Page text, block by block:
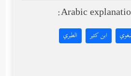
Arabic
ابن كثير الطبري